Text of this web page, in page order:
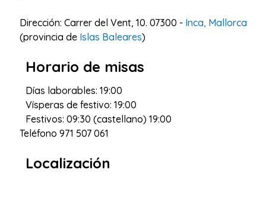
Dirección: Carrer del Vent, 10. 07300 - Inca, Mallorca
(provincia de Islas Baleares)
Horario de misas
Días laborables: 19:00
Vísperas de festivo: 19:00
Festivos: 09:30 (castellano) 19:00
Teléfono 971 507 061
Localización